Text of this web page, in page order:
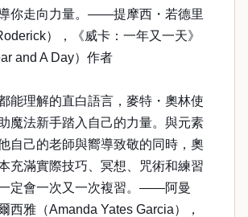
你走向力量。——提摩西・若德里
），《威卡：一年又一天》
and A Day）作者
能理解的直白語言，麥特・奧林使
魔法新手踏入自己的力量。與元素
自己的老師與嚮導致敬的同時，奧
充滿實際技巧、冥想、咒術和練習
定會一次又一次複習。——阿曼
西雅（Amanda Yates Garcia），